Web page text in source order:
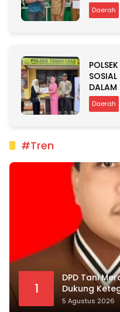
Daerah
KE-80
Daerah
#Tren
1
DPD Tani
Dukung
Kepala SPPG
5 Agustus 2026